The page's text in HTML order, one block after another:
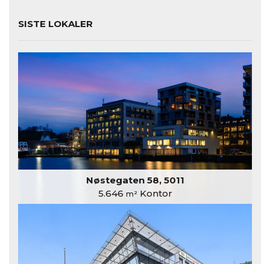
SISTE LOKALER
Nøstegaten 58, 5011
5.646 m²Kontor